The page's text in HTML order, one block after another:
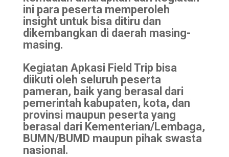
ini para peserta memperoleh
insight untuk bisa ditiru dan
dikembangkan di daerah masing-
masing.
Kegiatan Apkasi Field Trip bisa
diikuti oleh seluruh peserta
pameran, baik yang berasal dari
pemerintah kabupaten, kota, dan
provinsi maupun peserta yang
berasal dari Kementerian/Lembaga,
BUMN/BUMD maupun pihak swasta
nasional.